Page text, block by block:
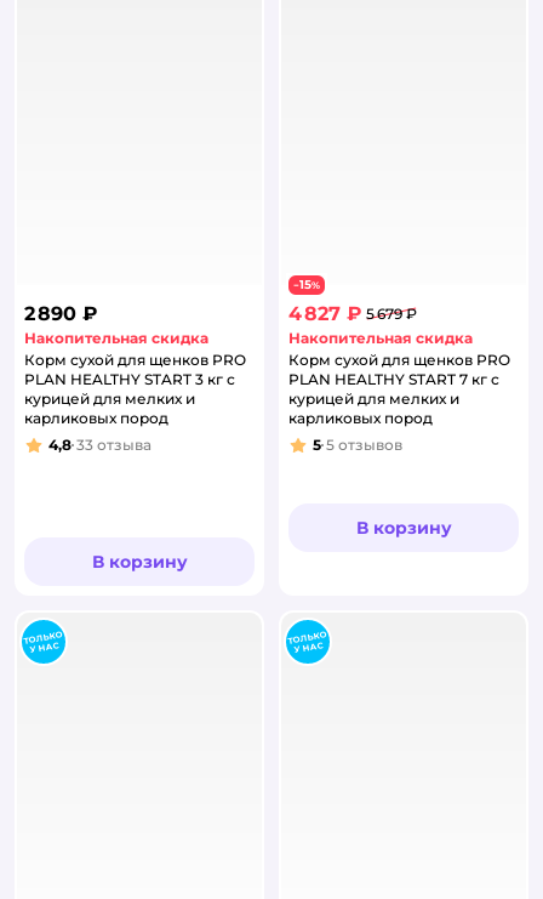
2 890 ₽
Накопительная скидка
Корм сухой для щенков PRO
PLAN HEALTHY START 3 кг с
курицей для мелких и
карликовых пород
Рейтинг:
4,8 33 отзыва
В корзину
−15%
4 827 ₽ 5 679 ₽
Накопительная скидка
Корм сухой для щенков PRO
PLAN HEALTHY START 7 кг с
курицей для мелких и
карликовых пород
Рейтинг:
5 5 отзывов
В корзину